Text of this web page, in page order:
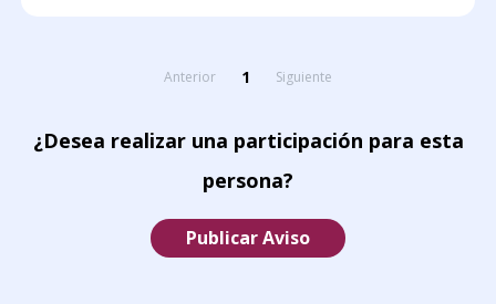
Anterior 1 Siguiente
¿Desea realizar una participación para esta
persona?
Publicar Aviso